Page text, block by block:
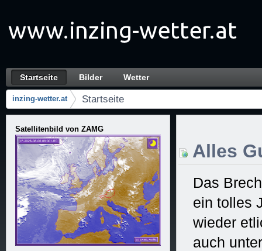
Startseite
Navigation
Startseite Bilder Wetter
Brotkrumen (Wo bin ich?)
inzing-wetter.at Startseite
Satellitenbild von ZAMG
Alles
Das
ein tolles
wieder
auch